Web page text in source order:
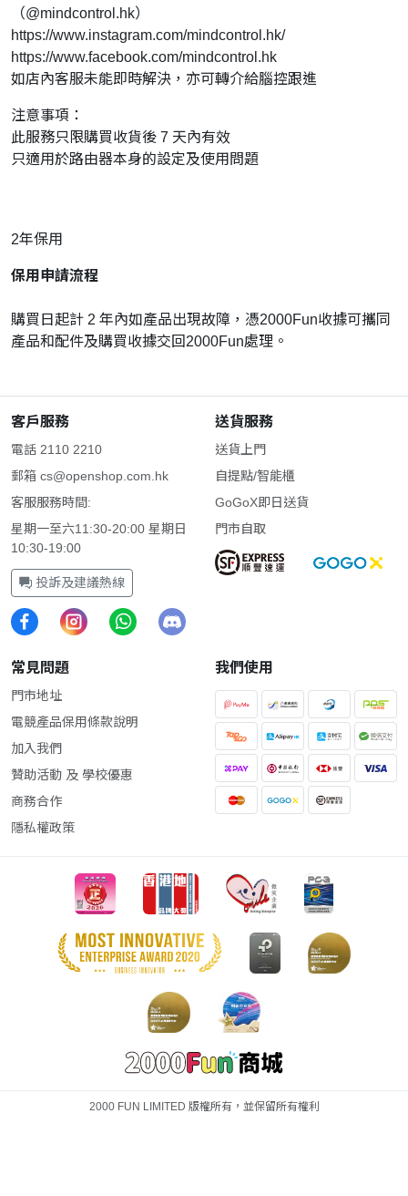
（@mindcontrol.hk）
https://www.instagram.com/mindcontrol.hk/
https://www.facebook.com/mindcontrol.hk
如店內客服未能即時解決，亦可轉介給腦控跟進
注意事項：
此服務只限購買收貨後 7 天內有效
只適用於路由器本身的設定及使用問題
2年保用
保用申請流程
購買日起計 2 年內如產品出現故障，憑2000Fun收據可攜同
產品和配件及購買收據交回2000Fun處理。
客戶服務
電話 2110 2210
郵箱 cs@openshop.com.hk
客服服務時間:
星期一至六11:30-20:00 星期日
10:30-19:00
投訴及建議熱線
送貨服務
送貨上門
自提點/智能櫃
GoGoX即日送貨
門市自取
常見問題
門市地址
電競產品保用條款說明
加入我們
贊助活動 及 學校優惠
商務合作
隱私權政策
我們使用
2000 FUN LIMITED 版權所有，並保留所有權利